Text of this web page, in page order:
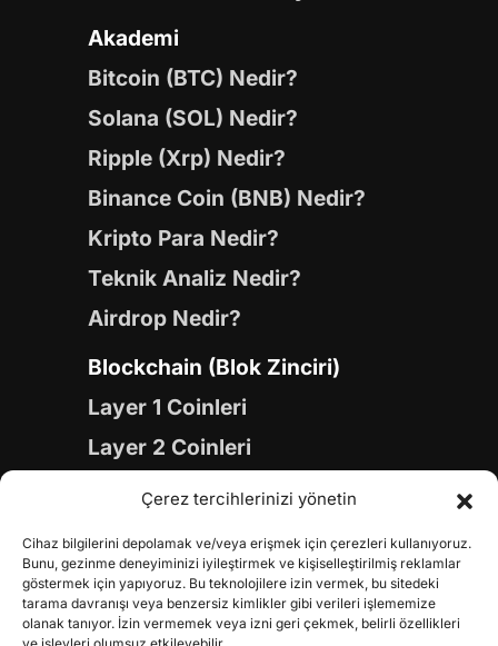
Çerez tercihlerinizi yönetin
Cihaz bilgilerini depolamak ve/veya erişmek için çerezleri kullanıyoruz.
Bunu, gezinme deneyiminizi iyileştirmek ve kişiselleştirilmiş reklamlar
göstermek için yapıyoruz. Bu teknolojilere izin vermek, bu sitedeki
tarama davranışı veya benzersiz kimlikler gibi verileri işlememize
olanak tanıyor. İzin vermemek veya izni geri çekmek, belirli özellikleri
Akademi
Bitcoin (BTC) Nedir?
Solana (SOL) Nedir?
Ripple (Xrp) Nedir?
Binance Coin (BNB) Nedir?
Kripto Para Nedir?
Teknik Analiz Nedir?
Airdrop Nedir?
Blockchain (Blok Zinciri)
Layer 1 Coinleri
Layer 2 Coinleri
Yapay Zeka (AI) Coinleri
Gaming Coinleri
RWA Coinleri